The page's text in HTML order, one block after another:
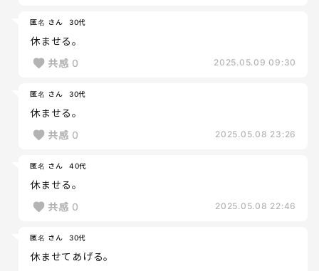
匿名 さん 30代
休ませる。
共感 0 2025.05.09 09:30
匿名 さん 30代
休ませる。
共感 0 2025.05.08 23:26
匿名 さん 40代
休ませる。
共感 0 2025.05.08 22:46
匿名 さん 30代
休ませてあげる。